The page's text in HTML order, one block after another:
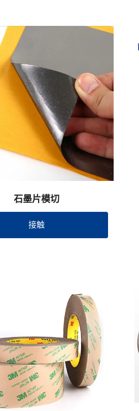
石墨片模切
接触